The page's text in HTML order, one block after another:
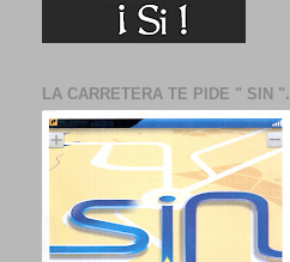
LA CARRETERA TE PIDE " SIN ".